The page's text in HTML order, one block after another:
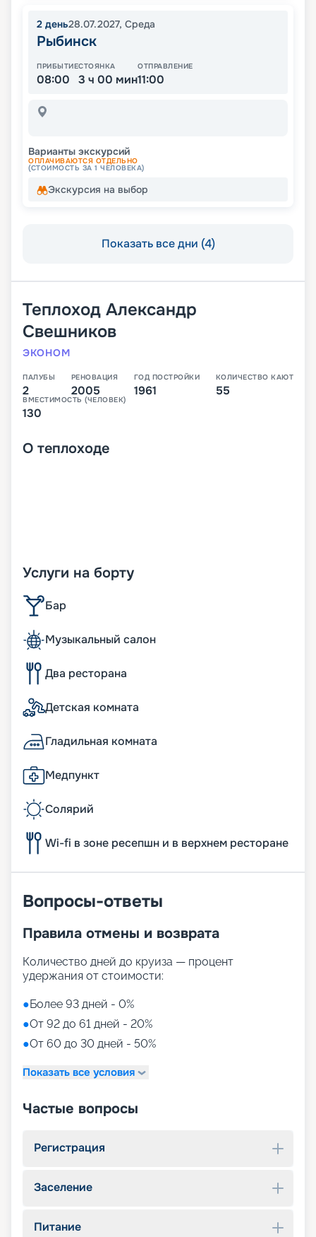
2 день28.07.2027, Среда
Рыбинск
ПРИБЫТИЕ
08:00
СТОЯНКА
3 ч 00 мин
ОТПРАВЛЕНИЕ
11:00
Варианты экскурсий
ОПЛАЧИВАЮТСЯ ОТДЕЛЬНО
(СТОИМОСТЬ ЗА 1 ЧЕЛОВЕКА)
Экскурсия на выбор
Показать все дни (4)
Теплоход Александр
Свешников
ЭКОНОМ
ПАЛУБЫ
2
РЕНОВАЦИЯ
2005
ГОД ПОСТРОЙКИ
1961
КОЛИЧЕСТВО КАЮТ
55
ВМЕСТИМОСТЬ (ЧЕЛОВЕК)
130
О теплоходе
Услуги на борту
Бар
Музыкальный салон
Два ресторана
Детская комната
Гладильная комната
Медпункт
Солярий
Wi-fi в зоне ресепшн и в верхнем ресторане
Вопросы-ответы
Правила отмены и возврата
Количество дней до круиза — процент
удержания от стоимости:
●Более 93 дней - 0%
●От 92 до 61 дней - 20%
●От 60 до 30 дней - 50%
Показать все условия
Частые вопросы
Регистрация
Заселение
Питание